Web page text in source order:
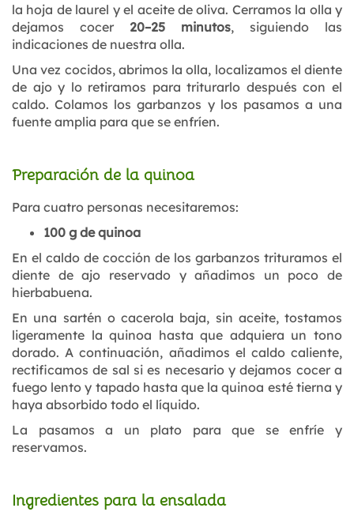
la hoja de laurel y el aceite de oliva. Cerramos la olla y
dejamos cocer 20–25 minutos, siguiendo las
indicaciones de nuestra olla.
Una vez cocidos, abrimos la olla, localizamos el diente
de ajo y lo retiramos para triturarlo después con el
caldo. Colamos los garbanzos y los pasamos a una
fuente amplia para que se enfríen.
Preparación de la quinoa
Para cuatro personas necesitaremos:
100 g de quinoa
En el caldo de cocción de los garbanzos trituramos el
diente de ajo reservado y añadimos un poco de
hierbabuena.
En una sartén o cacerola baja, sin aceite, tostamos
ligeramente la quinoa hasta que adquiera un tono
dorado. A continuación, añadimos el caldo caliente,
rectificamos de sal si es necesario y dejamos cocer a
fuego lento y tapado hasta que la quinoa esté tierna y
haya absorbido todo el líquido.
La pasamos a un plato para que se enfríe y
reservamos.
Ingredientes para la ensalada